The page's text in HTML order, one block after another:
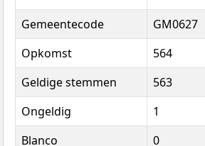
Gemeentecode
GM0627
Opkomst
564
Geldige stemmen
563
Ongeldig
1
Blanco
0